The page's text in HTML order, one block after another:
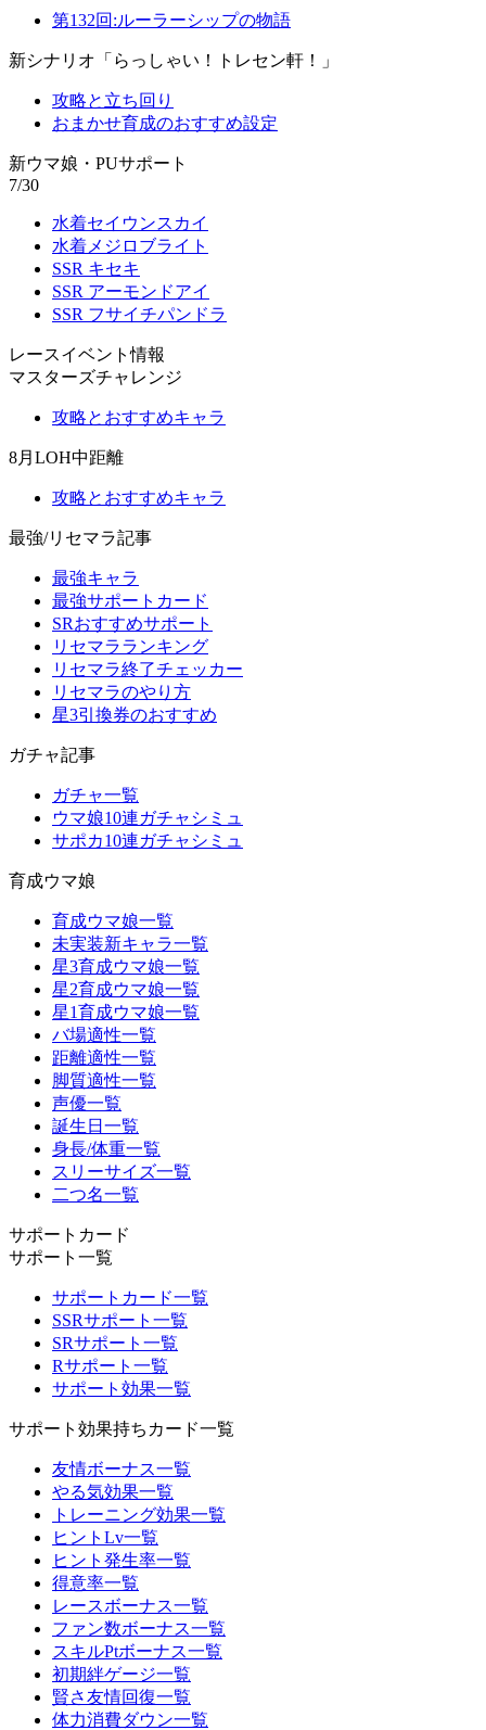
第132回:ルーラーシップの物語
新シナリオ「らっしゃい！トレセン軒！」
攻略と立ち回り
おまかせ育成のおすすめ設定
新ウマ娘・PUサポート
7/30
水着セイウンスカイ
水着メジロブライト
SSR キセキ
SSR アーモンドアイ
SSR フサイチパンドラ
レースイベント情報
マスターズチャレンジ
攻略とおすすめキャラ
8月LOH中距離
攻略とおすすめキャラ
最強/リセマラ記事
最強キャラ
最強サポートカード
SRおすすめサポート
リセマラランキング
リセマラ終了チェッカー
リセマラのやり方
星3引換券のおすすめ
ガチャ記事
ガチャ一覧
ウマ娘10連ガチャシミュ
サポカ10連ガチャシミュ
育成ウマ娘
育成ウマ娘一覧
未実装新キャラ一覧
星3育成ウマ娘一覧
星2育成ウマ娘一覧
星1育成ウマ娘一覧
バ場適性一覧
距離適性一覧
脚質適性一覧
声優一覧
誕生日一覧
身長/体重一覧
スリーサイズ一覧
二つ名一覧
サポートカード
サポート一覧
サポートカード一覧
SSRサポート一覧
SRサポート一覧
Rサポート一覧
サポート効果一覧
サポート効果持ちカード一覧
友情ボーナス一覧
やる気効果一覧
トレーニング効果一覧
ヒントLv一覧
ヒント発生率一覧
得意率一覧
レースボーナス一覧
ファン数ボーナス一覧
スキルPtボーナス一覧
初期絆ゲージ一覧
賢さ友情回復一覧
体力消費ダウン一覧